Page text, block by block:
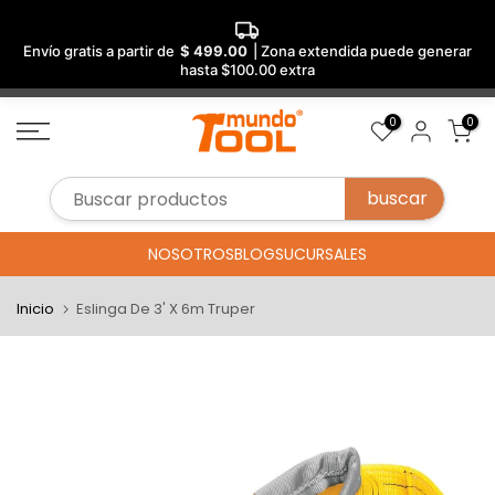
Envío gratis a partir de $ 499.00
| Zona extendida puede generar
hasta $100.00 extra
Saltar
al
0 0
NOSOTROSBLOGSUCURSALES
Inicio Eslinga De 3' X 6m Truper